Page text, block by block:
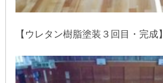
【ウレタン樹脂塗装３回目・完成】